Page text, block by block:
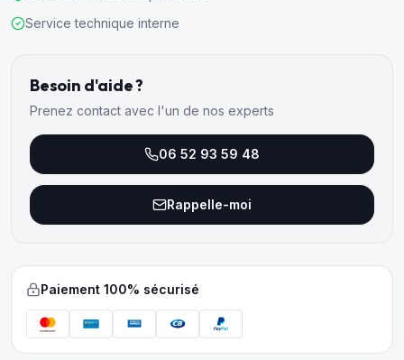
Service technique interne
Besoin d'aide ?
Prenez contact avec l'un de nos experts
06 52 93 59 48
Rappelle-moi
Paiement 100% sécurisé